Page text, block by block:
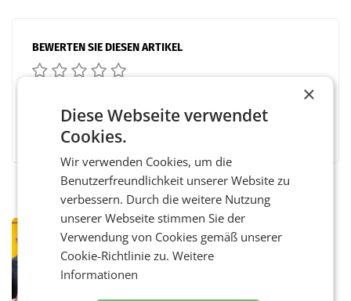
BEWERTEN SIE DIESEN ARTIKEL
FacebookTwitter MessengerWhatsAppLinkedInXING Teilen
PRIMENEWS
Österreichische Post: Umsatzplus im
ersten Halbjahr trotz schwachem
Briefgeschäft
WIEN Die Österreichische Post AG hat im
×
Diese Webseite verwendet
Cookies.
Wir verwenden Cookies, um die
Benutzerfreundlichkeit unserer Website zu
verbessern. Durch die weitere Nutzung
unserer Webseite stimmen Sie der
Verwendung von Cookies gemäß unserer
Cookie-Richtlinie zu.Weitere
Informationen